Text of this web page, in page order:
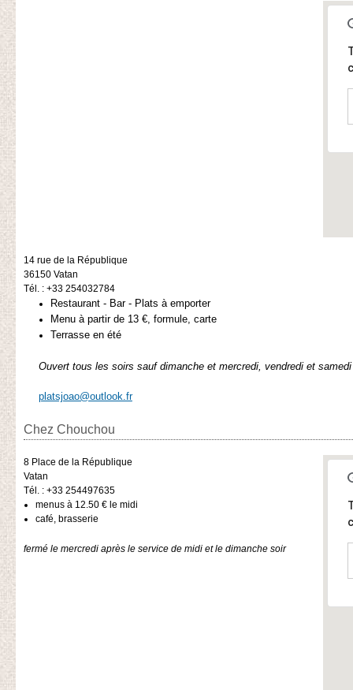
14 rue de la République
36150 Vatan
Tél. : +33 254032784
Restaurant - Bar - Plats à emporter
Menu à partir de 13 €, formule, carte
Terrasse en été
Ouvert tous les soirs sauf dimanche et mercredi, vendredi et
platsjoao@outlook.fr
Chez Chouchou
8 Place de la République
Vatan
Tél. : +33 254497635
menus à 12.50 € le midi
café, brasserie
fermé le mercredi après le service de midi et le dimanche soir